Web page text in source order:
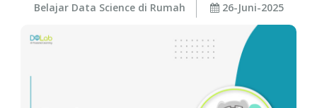
Belajar Data Science di Rumah 26-Juni-2025